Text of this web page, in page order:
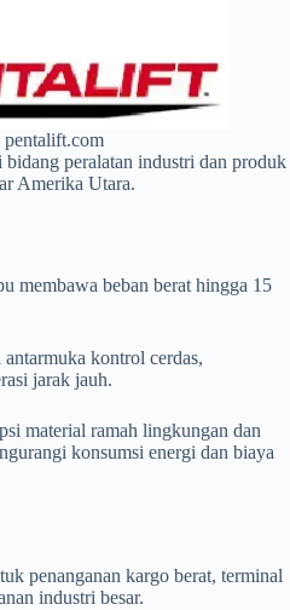
pentalift.com
peralatan industri dan produk
Amerika Utara.
membawa beban berat hingga 15
kontrol cerdas,
jarak jauh.
material ramah lingkungan dan
konsumsi energi dan biaya
penanganan kargo berat, terminal
industri besar.